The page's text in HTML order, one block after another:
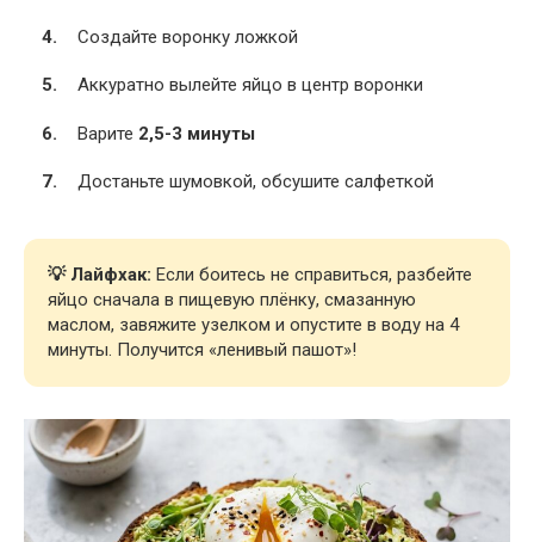
Создайте воронку ложкой
Аккуратно вылейте яйцо в центр воронки
Варите 2,5-3 минуты
Достаньте шумовкой, обсушите салфеткой
💡 Лайфхак: Если боитесь не справиться, разбейте
яйцо сначала в пищевую плёнку, смазанную
маслом, завяжите узелком и опустите в воду на 4
минуты. Получится «ленивый пашот»!